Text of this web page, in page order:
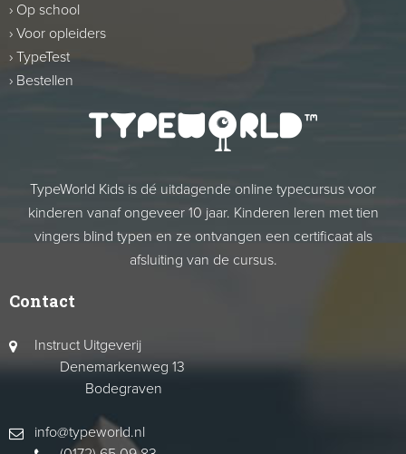
› Op school
› Voor opleiders
› TypeTest
› Bestellen
TypeWorld Kids is dé uitdagende online typecursus voor
kinderen vanaf ongeveer 10 jaar. Kinderen leren met tien
vingers blind typen en ze ontvangen een certificaat als
afsluiting van de cursus.
Contact
Instruct Uitgeverij
Denemarkenweg 13
Bodegraven
info@typeworld.nl